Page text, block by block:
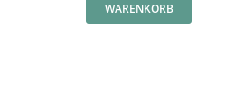
WARENKORB